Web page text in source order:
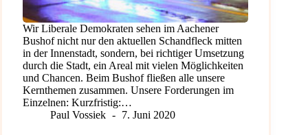
Wir Liberale Demokraten sehen im Aachener
Bushof nicht nur den aktuellen Schandfleck mitten
in der Innenstadt, sondern, bei richtiger Umsetzung
durch die Stadt, ein Areal mit vielen Möglichkeiten
und Chancen. Beim Bushof fließen alle unsere
Kernthemen zusammen. Unsere Forderungen im
Einzelnen: Kurzfristig:…
Paul Vossiek
7. Juni 2020